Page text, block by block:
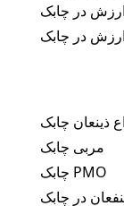
ارزش در چابک
در چابک
ذینعان چابک
مربی چابک
PMO چابک
در چابک